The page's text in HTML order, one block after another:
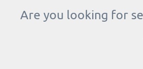
Are you looking for